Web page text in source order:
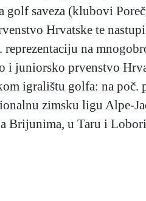
golf saveza (klubovi
Hrvatske te
na
i juniorsko prvenstvo
igralištu golfa: na poč.
zimsku ligu Alpe-
Brijunima, u Taru i